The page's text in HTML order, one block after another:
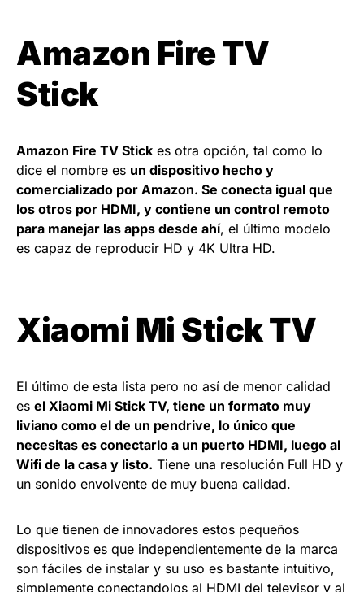
Amazon Fire TV
Stick
Amazon Fire TV Stick es otra opción, tal como lo
dice el nombre es un dispositivo hecho y
comercializado por Amazon. Se conecta igual que
los otros por HDMI, y contiene un control remoto
para manejar las apps desde ahí, el último modelo
es capaz de reproducir HD y 4K Ultra HD.
Xiaomi Mi Stick TV
El último de esta lista pero no así de menor calidad
es el Xiaomi Mi Stick TV, tiene un formato muy
liviano como el de un pendrive, lo único que
necesitas es conectarlo a un puerto HDMI, luego al
Wifi de la casa y listo. Tiene una resolución Full HD y
un sonido envolvente de muy buena calidad.
Lo que tienen de innovadores estos pequeños
dispositivos es que independientemente de la marca
son fáciles de instalar y su uso es bastante intuitivo,
simplemente conectandolos al HDMI del televisor y al